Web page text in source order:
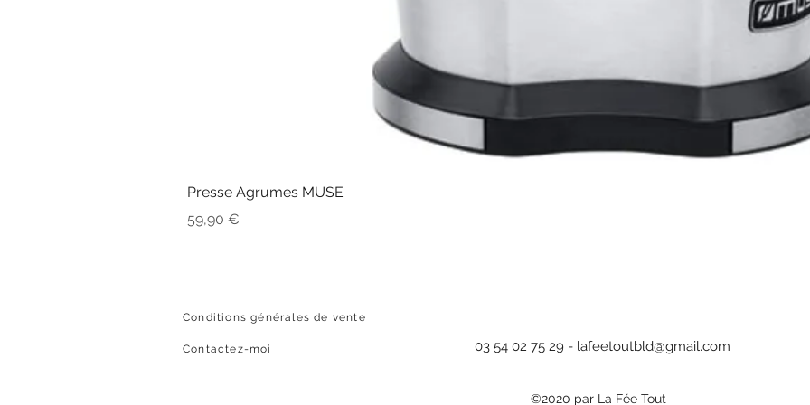
Presse Agrumes MUSE
Prix
59,90 €
Conditions générales de vente
Contactez-moi 03 54 02 75 29 - lafeetoutbld@gmail.com
©2020 par La Fée Tout